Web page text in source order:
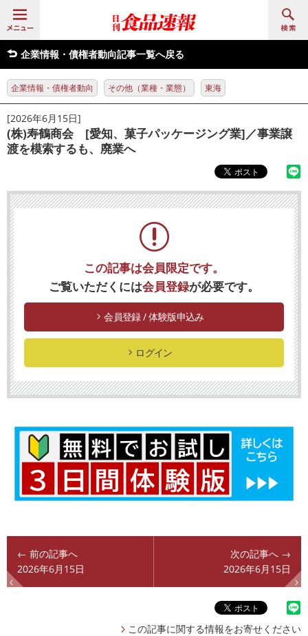
企業情報・債権者動向記事一覧へ戻る
企業情報・債権者動向 その他（業種・業態） 東海
[2026年6月15日]
(株)寿鶴商会 [愛知、菓子パッケージング業]／事業譲
渡を模索するも、廃業へ
この記事は会員限定です。
ご覧いただくには会員登録が必要です。
会員登録 / 体験版申込み
ログイン
← 前の記事へ
2026年6月15日
次の記事へ →
2026年6月15日
この記事に関する情報をお寄せください